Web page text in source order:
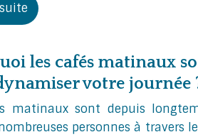
les cafés matinaux
votre journée
matinaux sont depuis
personnes à travers